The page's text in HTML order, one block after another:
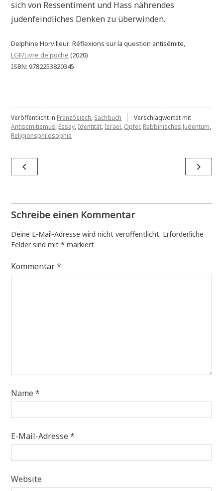
sich von Ressentiment und Hass nährendes
judenfeindliches Denken zu überwinden.
Delphine Horvilleur: Réflexions sur la question antisémite,
LGF/Livre de poche (2020)
ISBN: 9782253820345
Veröffentlicht in Französisch, Sachbuch
Verschlagwortet mit
Antisemitismus, Essay, Identität, Israel, Opfer, Rabbinisches Judentum,
Religionsphilosophie
Beitragsnavigation
navigate_before navigate_next
Schreibe einen Kommentar
Deine E-Mail-Adresse wird nicht veröffentlicht. Erforderliche
Felder sind mit* markiert
Kommentar*
Name*
E-Mail-Adresse*
Website